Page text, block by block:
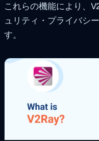
これらの機能により、
ュリティ・プライバシ
す。